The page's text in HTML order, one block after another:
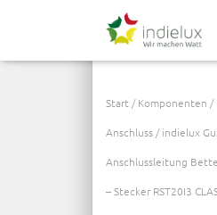
Start /Komponenten /
Anschluss / indielux
Anschlussleitung
– Stecker RST20I3